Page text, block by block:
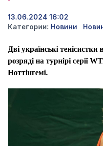
13.06.2024 16:02
Категории: Новини
Дві українські
розряді на турнірі серії
Ноттінгемі.